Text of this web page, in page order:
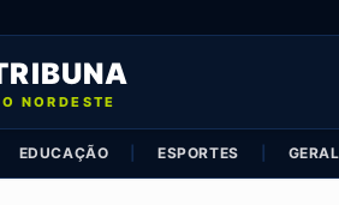
NORDESTE
EDUCAÇÃO ESPORTES GERAL